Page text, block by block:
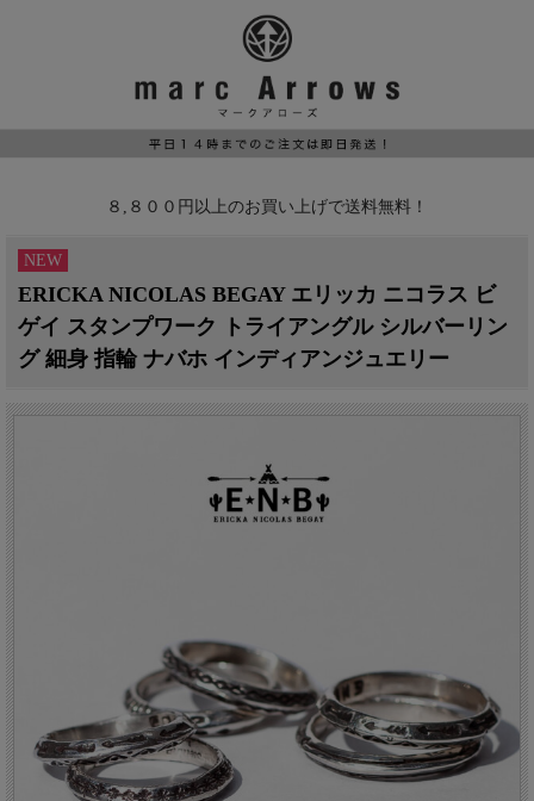
８,８００円以上のお買い上げで送料無料！
NEW
ERICKA NICOLAS BEGAY エリッカ ニコラス ビ
ゲイ スタンプワーク トライアングル シルバーリン
グ 細身 指輪 ナバホ インディアンジュエリー